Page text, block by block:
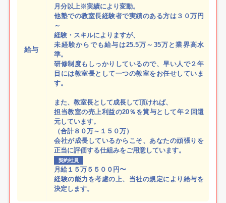
給与
月分以上※実績により変動。
他塾での教室長経験者で実績のある方は３０万円
～
経験・スキルによりますが、
未経験からでも給与は25.5万～35万と業界高水
準。
研修制度もしっかりしているので、早い人で２年
目には教室長として一つの教室をお任せしていま
す。
また、教室長として成長して頂ければ、
担当教室の売上利益の20％を賞与として年２回還
元しています。
（合計８０万～１５０万）
会社が成長しているからこそ、あなたの頑張りを
正当に評価する仕組みをご用意しています。
契約社員
月給１５万５５００円〜
経験の能力を考慮の上、当社の規定により給与を
決定します。